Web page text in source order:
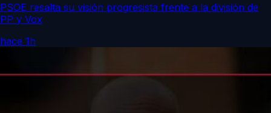
PSOE resalta su visión progresista frente a la división de
PP y Vox
hace 1h